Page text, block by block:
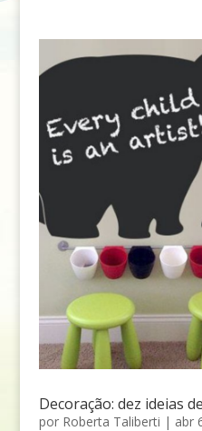
Decoração: dez ideias
por Roberta Taliberti | abr